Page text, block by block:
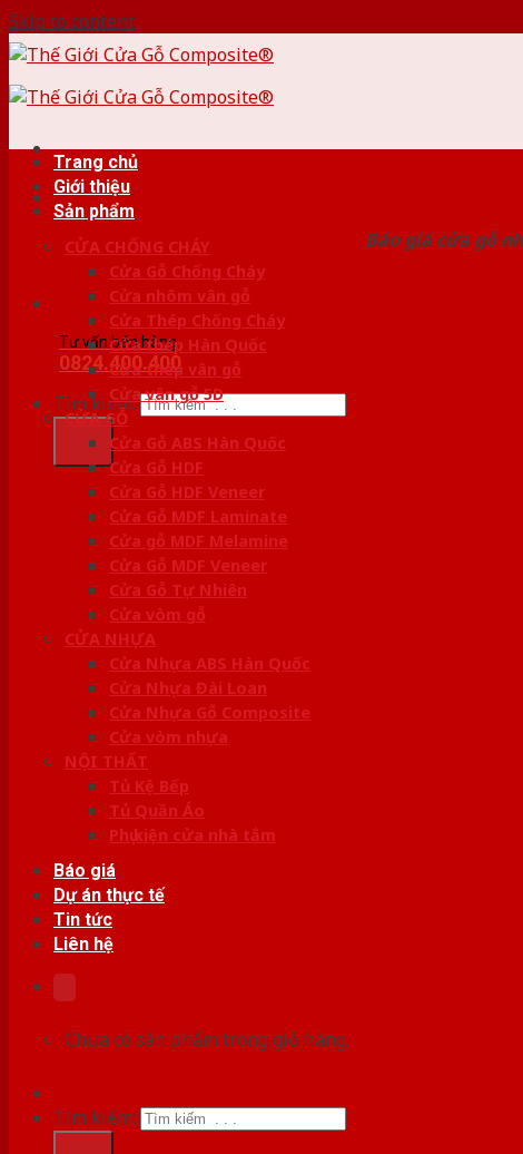
Skip to content
Báo giá cửa gỗ
Tư vấn bán hàng
0824.400.400
Tìm kiếm:
Trang chủ
Giới thiệu
Sản phẩm
CỬA CHỐNG CHÁY
Cửa Gỗ Chống Cháy
Cửa nhôm vân gỗ
Cửa Thép Chống Cháy
Cửa thép Hàn Quốc
Cửa thép vân gỗ
Cửa vân gỗ 5D
CỬA GỖ
Cửa Gỗ ABS Hàn Quốc
Cửa Gỗ HDF
Cửa Gỗ HDF Veneer
Cửa Gỗ MDF Laminate
Cửa gỗ MDF Melamine
Cửa Gỗ MDF Veneer
Cửa Gỗ Tự Nhiên
Cửa vòm gỗ
CỬA NHỰA
Cửa Nhựa ABS Hàn Quốc
Cửa Nhựa Đài Loan
Cửa Nhựa Gỗ Composite
Cửa vòm nhựa
NỘI THẤT
Tủ Kệ Bếp
Tủ Quần Áo
Phụ kiện cửa nhà tắm
Báo giá
Dự án thực tế
Tin tức
Liên hệ
Chưa có sản phẩm trong giỏ hàng.
Tìm kiếm: